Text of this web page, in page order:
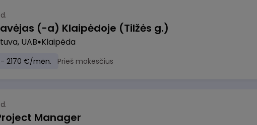
(-a) Klaipėdoje (Tilžės g.)
UAB Klaipėda
- 2170 €/mėn. Prieš mokesčius
Manager